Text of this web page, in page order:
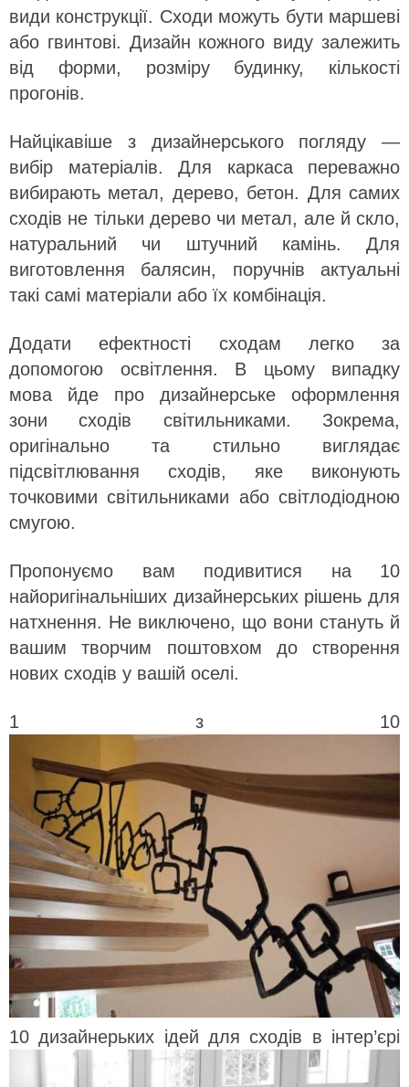
види конструкції. Сходи можуть бути маршеві
або гвинтові. Дизайн кожного виду залежить
від форми, розміру будинку, кількості
прогонів.
Найцікавіше з дизайнерського погляду —
вибір матеріалів. Для каркаса переважно
вибирають метал, дерево, бетон. Для самих
сходів не тільки дерево чи метал, але й скло,
натуральний чи штучний камінь. Для
виготовлення балясин, поручнів актуальні
такі самі матеріали або їх комбінація.
Додати ефектності сходам легко за
допомогою освітлення. В цьому випадку
мова йде про дизайнерське оформлення
зони сходів світильниками. Зокрема,
оригінально та стильно виглядає
підсвітлювання сходів, яке виконують
точковими світильниками або світлодіодною
смугою.
Пропонуємо вам подивитися на 10
найоригінальніших дизайнерських рішень для
натхнення. Не виключено, що вони стануть й
вашим творчим поштовхом до створення
нових сходів у вашій оселі.
1 з 10
10 дизайнерьких ідей для сходів в інтер’єрі